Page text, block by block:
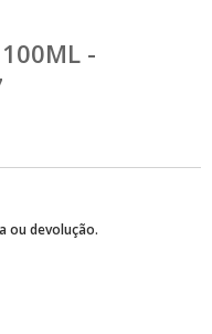
-
ou devolução.